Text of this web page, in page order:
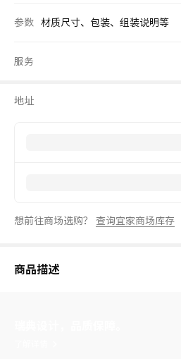
参数 材质尺寸、包装、组装说明等
服务
地址
想前往商场选购？ 查询宜家商场库存
商品描述